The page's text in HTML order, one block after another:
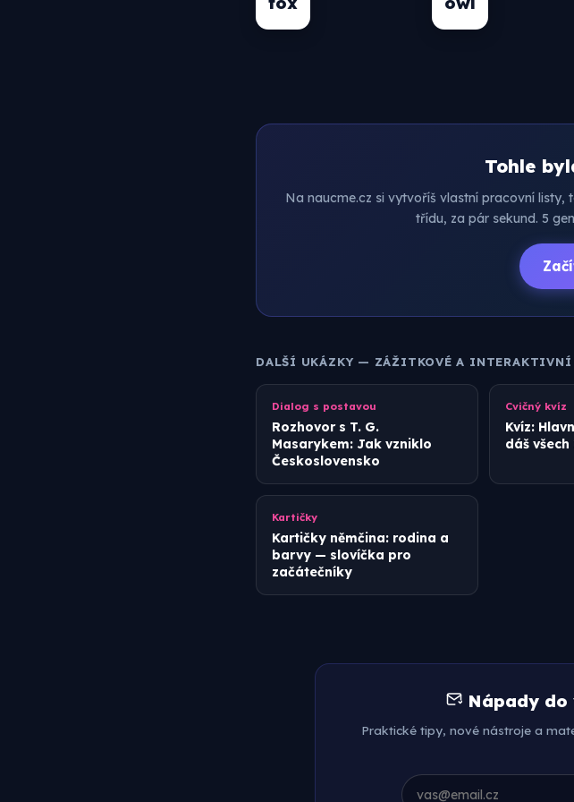
Tohle
Na naucme.cz si vytvoříš vlastní pracovní
třídu, za pár sekund. 5
DALŠÍ UKÁZKY — ZÁŽITKOVÉ A INTERAKTIVNÍ
Dialog s postavou
Rozhovor s T. G.
Masarykem: Jak vzniklo
Československo
Cvičný kvíz
Kvíz:
dáš všech
Kartičky
Kartičky němčina: rodina a
barvy — slovíčka pro
začátečníky
Nápady do
Praktické tipy, nové nástroje a